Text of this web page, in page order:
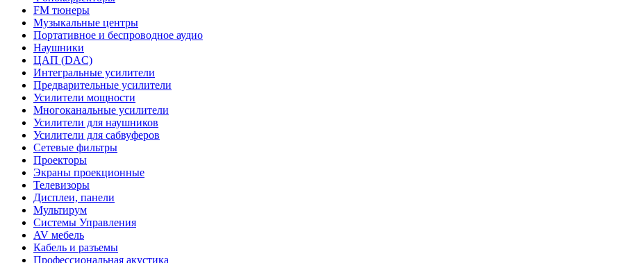
FM тюнеры
Музыкальные центры
Портативное и беспроводное аудио
Наушники
ЦАП (DAC)
Интегральные усилители
Предварительные усилители
Усилители мощности
Многоканальные усилители
Усилители для наушников
Усилители для сабвуферов
Сетевые фильтры
Проекторы
Экраны проекционные
Телевизоры
Дисплеи, панели
Мультирум
Системы Управления
AV мебель
Кабель и разъемы
Профессиональная акустика